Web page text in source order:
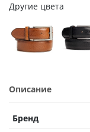
Другие цвета
Описание
Бренд